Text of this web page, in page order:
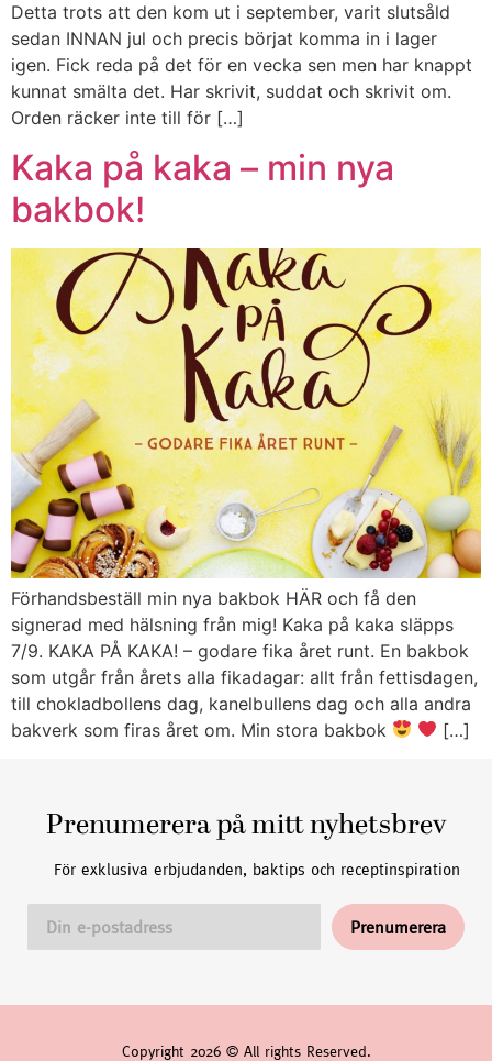
Detta trots att den kom ut i september, varit slutsåld
sedan INNAN jul och precis börjat komma in i lager
igen. Fick reda på det för en vecka sen men har knappt
kunnat smälta det. Har skrivit, suddat och skrivit om.
Orden räcker inte till för […]
Kaka på kaka – min nya
bakbok!
Förhandsbeställ min nya bakbok HÄR och få den
signerad med hälsning från mig! Kaka på kaka släpps
7/9. KAKA PÅ KAKA! – godare fika året runt. En bakbok
som utgår från årets alla fikadagar: allt från fettisdagen,
till chokladbollens dag, kanelbullens dag och alla andra
bakverk som firas året om. Min stora bakbok
[…]
Prenumerera på mitt nyhetsbrev
För exklusiva erbjudanden, baktips och receptinspiration
Copyright 2026 © All rights Reserved.